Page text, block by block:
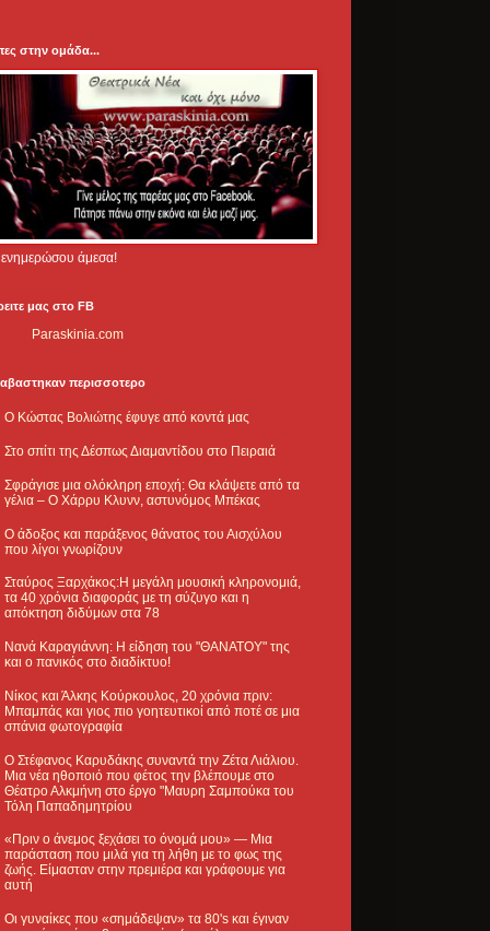
στην ομάδα...
ενημερώσου άμεσα!
μας στο FB
Paraskinia.com
περισσοτερο
Ο Κώστας Βολιώτης έφυγε από κοντά μας
Στο σπίτι της Δέσπως Διαμαντίδου στο Πειραιά
Σφράγισε μια ολόκληρη εποχή: Θα κλάψετε από τα
γέλια – Ο Χάρρυ Κλυνν, αστυνόμος Μπέκας
Ο άδοξος και παράξενος θάνατος του Αισχύλου
που λίγοι γνωρίζουν
Σταύρος Ξαρχάκος:Η μεγάλη μουσική κληρονομιά,
τα 40 χρόνια διαφοράς με τη σύζυγο και η
απόκτηση διδύμων στα 78
Νανά Καραγιάννη: Η είδηση του "ΘΑΝΑΤΟΥ" της
και ο πανικός στο διαδίκτυο!
Νίκος και Άλκης Κούρκουλος, 20 χρόνια πριν:
Μπαμπάς και γιος πιο γοητευτικοί από ποτέ σε μια
σπάνια φωτογραφία
Ο Στέφανος Καρυδάκης συναντά την Ζέτα Λιάλιου.
Μια νέα ηθοποιό που φέτος την βλέπουμε στο
Θέατρο Αλκμήνη στο έργο "Μαυρη Σαμπούκα του
Τόλη Παπαδημητρίου
«Πριν ο άνεμος ξεχάσει το όνομά μου» — Μια
παράσταση που μιλά για τη λήθη με το φως της
ζωής. Είμασταν στην πρεμιέρα και γράφουμε για
αυτή
Οι γυναίκες που «σημάδεψαν» τα 80's και έγιναν